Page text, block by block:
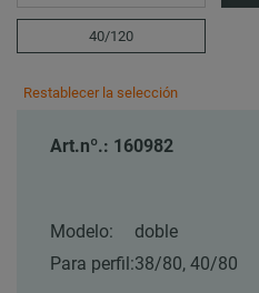
40/120
Restablecer la selección
Art.nº.: 160982
Modelo:
doble
Para perfil:38/80, 40/80